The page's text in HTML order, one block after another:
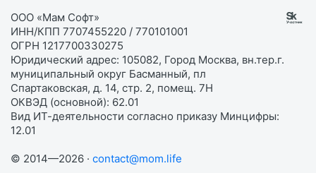
ООО «Мам Софт»
ИНН/КПП 7707455220 / 770101001
ОГРН 1217700330275
Юридический адрес: 105082, Город Москва, вн.тер.г.
муниципальный округ Басманный, пл
Спартаковская, д. 14, стр. 2, помещ. 7Н
ОКВЭД (основной): 62.01
Вид ИТ-деятельности согласно приказу Минцифры:
12.01
© 2014—2026 · contact@mom.life